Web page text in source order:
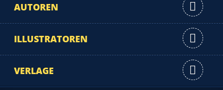
AUTOREN
ILLUSTRATOREN
VERLAGE